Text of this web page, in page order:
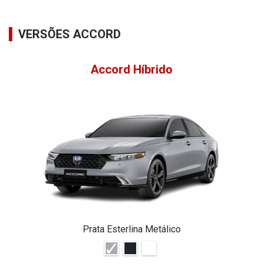
VERSÕES ACCORD
Accord Híbrido
Prata Esterlina Metálico